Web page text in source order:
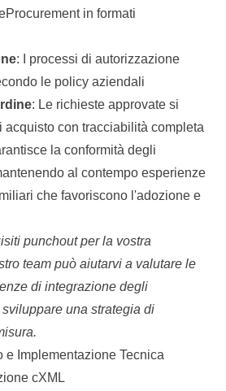
in formati
: I processi di autorizzazione
le policy aziendali
: Le richieste approvate si
acquisto con tracciabilità completa
la conformità degli
al contempo esperienze
che favoriscono l'adozione e
punchout per la vostra
team può aiutarvi a valutare le
di integrazione degli
sviluppare una strategia di
e Implementazione Tecnica
cXML